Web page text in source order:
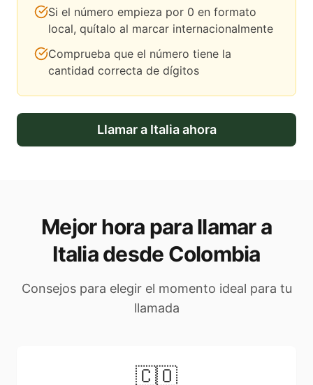
Si el número empieza por 0 en formato
local, quítalo al marcar internacionalmente
Comprueba que el número tiene la
cantidad correcta de dígitos
Llamar a Italiaahora
Mejor hora para llamar a
Italia desde Colombia
Consejos para elegir el momento ideal para tu
llamada
🇨🇴